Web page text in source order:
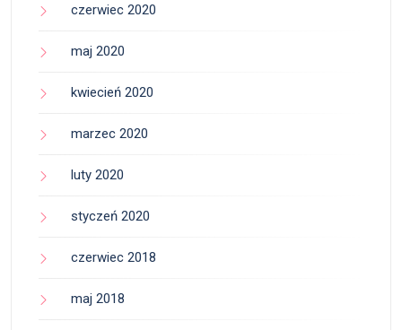
czerwiec 2020
maj 2020
kwiecień 2020
marzec 2020
luty 2020
styczeń 2020
czerwiec 2018
maj 2018